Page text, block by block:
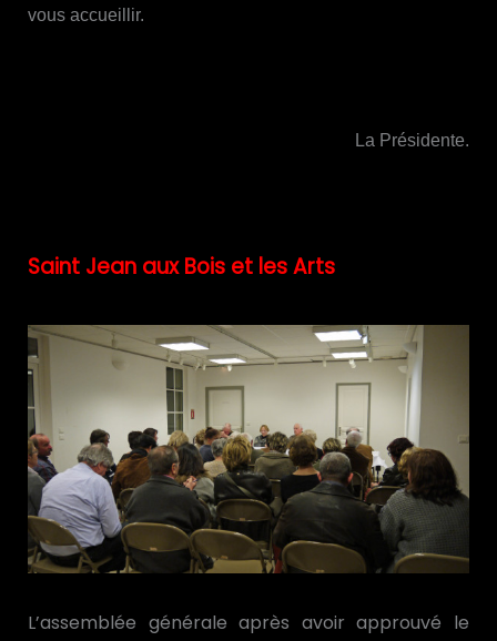
vous accueillir.
La Présidente.
Saint Jean aux Bois et les Arts
L’assemblée générale après avoir approuvé le